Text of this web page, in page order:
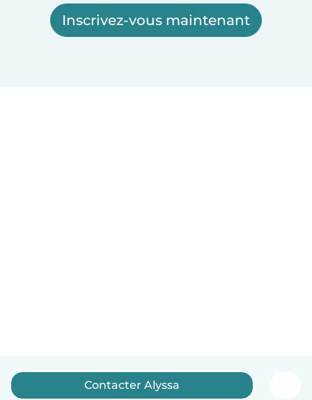
Inscrivez-vous maintenant
Contacter Alyssa